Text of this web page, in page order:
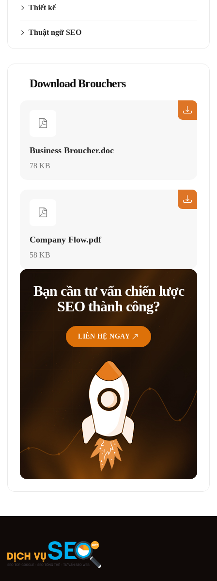
Thiết kế
Thuật ngữ SEO
Download Brouchers
Business Broucher.doc
78 KB
Company Flow.pdf
58 KB
Bạn cần tư vấn chiến lược
SEO thành công?
LIÊN HỆ NGAY